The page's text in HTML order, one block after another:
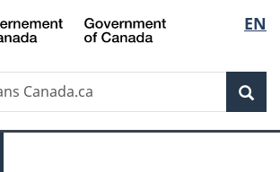
Passer
au
principal
Passer
à
Au
du
Passer
à
version
simplifiée
de
la
EN